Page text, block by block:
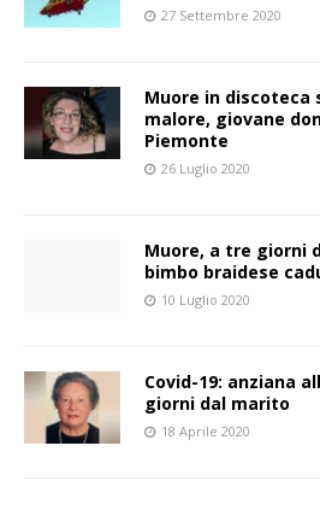
27 Settembre 2020
Muore in discoteca
malore, giovane
Piemonte
26 Luglio 2020
Muore, a tre giorni
bimbo braidese
10 Luglio 2020
Covid-19: anziana
giorni dal marito
18 Aprile 2020